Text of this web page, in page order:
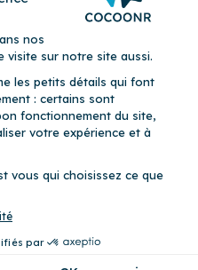
confidentialité–Politique de
à Rennes 🇫🇷